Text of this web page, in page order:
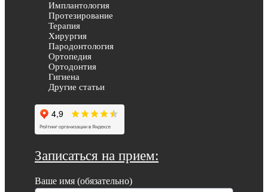
Имплантология
Протезирование
Терапия
Хирургия
Пародонтология
Ортопедия
Ортодонтия
Гигиена
Другие статьи
Записаться на прием:
Ваше имя (обязательно)